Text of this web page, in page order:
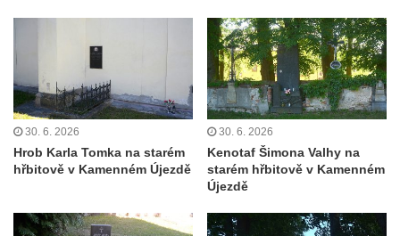
Kenotaf Alfreda Langa na hřbitově v Krásné
Kenotaf Emila Posselta na hřbitově v
Krásné u Pěnčína
Kenotaf Edmunda Andera na hřbitově v
Hřbitovní kaple rodiny Fiedler na hřbitově v
Kenotaf Franze Ruseho na hřbitově v
30. 6. 2026
Hrob Karla Tomka na starém
hřbitově v Kamenném Újezdě
30. 6. 2026
Kenotaf Šimona Valhy na
starém hřbitově v Kamenném
Újezdě